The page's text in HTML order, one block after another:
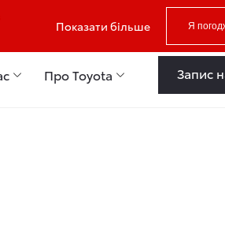
Показати більше Я
Про Toyota Запис